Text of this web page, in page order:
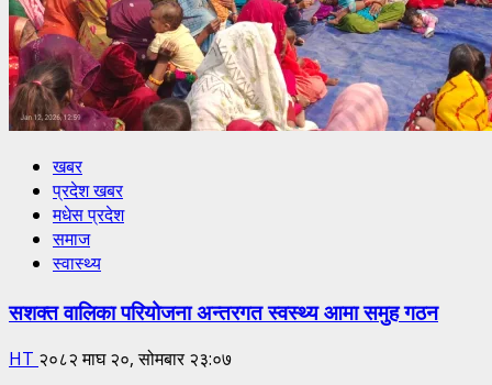
खबर
प्रदेश खबर
मधेस प्रदेश
समाज
स्वास्थ्य
सशक्त वालिका परियोजना अन्तरगत स्वस्थ्य आमा समुह गठन
HT २०८२ माघ २०, सोमबार २३:०७